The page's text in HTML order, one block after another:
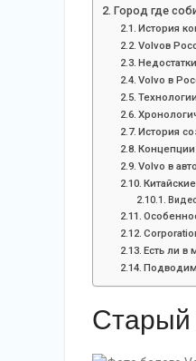
Город где
История
Volvoв
Volvo в
История
Volvo в
Есть ли в
Подводим
Старый